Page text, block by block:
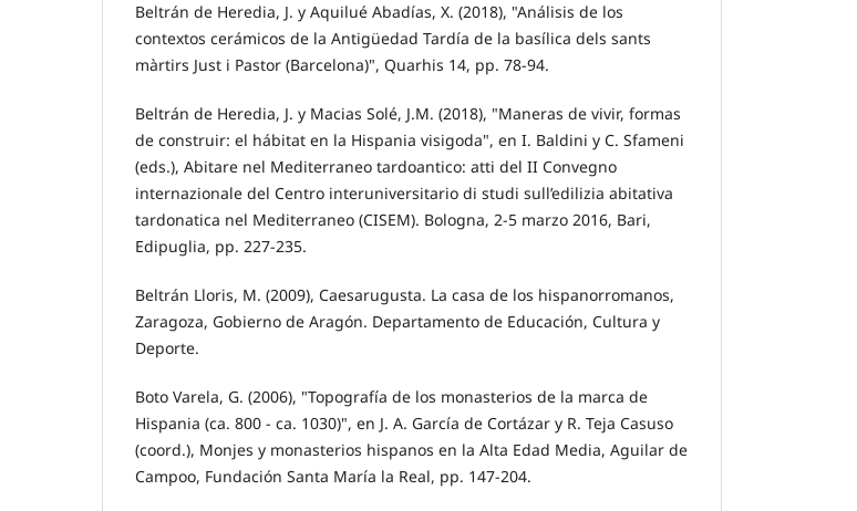
Beltrán de Heredia, J. y Aquilué Abadías, X. (2018), "Análisis de los
contextos cerámicos de la Antigüedad Tardía de la basílica dels sants
màrtirs Just i Pastor (Barcelona)", Quarhis 14, pp. 78-94.
Beltrán de Heredia, J. y Macias Solé, J.M. (2018), "Maneras de vivir, formas
de construir: el hábitat en la Hispania visigoda", en I. Baldini y C. Sfameni
(eds.), Abitare nel Mediterraneo tardoantico: atti del II Convegno
internazionale del Centro interuniversitario di studi sull’edilizia abitativa
tardonatica nel Mediterraneo (CISEM). Bologna, 2-5 marzo 2016, Bari,
Edipuglia, pp. 227-235.
Beltrán Lloris, M. (2009), Caesarugusta. La casa de los hispanorromanos,
Zaragoza, Gobierno de Aragón. Departamento de Educación, Cultura y
Deporte.
Boto Varela, G. (2006), "Topografía de los monasterios de la marca de
Hispania (ca. 800 - ca. 1030)", en J. A. García de Cortázar y R. Teja Casuso
(coord.), Monjes y monasterios hispanos en la Alta Edad Media, Aguilar de
Campoo, Fundación Santa María la Real, pp. 147-204.